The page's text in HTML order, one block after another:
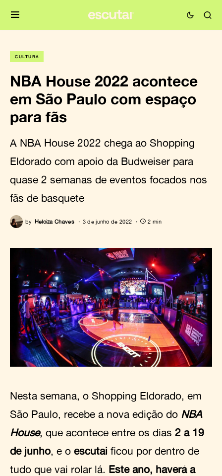
CULTURA
NBA House 2022 acontece
em São Paulo com espaço
para fãs
A NBA House 2022 chega ao Shopping
Eldorado com apoio da Budweiser para
quase 2 semanas de eventos focados nos
fãs de basquete
by Heloiza Chaves 3 de junho de 2022 2 min
Nesta semana, o Shopping Eldorado, em
São Paulo, recebe a nova edição do NBA
House, que acontece entre os dias 2 a 19
de junho, e o escutai ficou por dentro de
tudo que vai rolar lá. Este ano, haverá a